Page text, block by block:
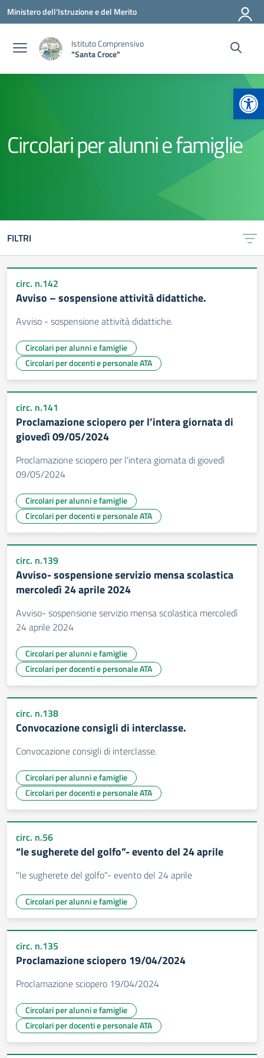
Vai ai contenuti
Vai al menu di navigazione
Vai al footer
Ministero dell'Istruzione e del Merito
Istituto Comprensivo
"Santa Croce"
Circolari per alunni e famiglie
FILTRI
circ. n.142
Avviso – sospensione attività didattiche.
Avviso - sospensione attività didattiche.
Circolari per alunni e famiglie
Circolari per docenti e personale ATA
circ. n.141
Proclamazione sciopero per l’intera giornata di
giovedì 09/05/2024
Proclamazione sciopero per l'intera giornata di giovedì
09/05/2024
Circolari per alunni e famiglie
Circolari per docenti e personale ATA
circ. n.139
Avviso- sospensione servizio mensa scolastica
mercoledì 24 aprile 2024
Avviso- sospensione servizio mensa scolastica mercoledì
24 aprile 2024
Circolari per alunni e famiglie
Circolari per docenti e personale ATA
circ. n.138
Convocazione consigli di interclasse.
Convocazione consigli di interclasse.
Circolari per alunni e famiglie
Circolari per docenti e personale ATA
circ. n.56
“le sugherete del golfo”- evento del 24 aprile
"le sugherete del golfo"- evento del 24 aprile
Circolari per alunni e famiglie
circ. n.135
Proclamazione sciopero 19/04/2024
Proclamazione sciopero 19/04/2024
Circolari per alunni e famiglie
Circolari per docenti e personale ATA